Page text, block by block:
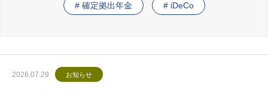
# 確定拠出年金 # iDeCo
2026.07.29 お知らせ